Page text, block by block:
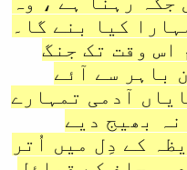
کیا بنے گا۔
اس وقت تک جنگ
باہر سے آئے
آدمی تمہارے
بھیج دیے
کے دِل میں اُتر